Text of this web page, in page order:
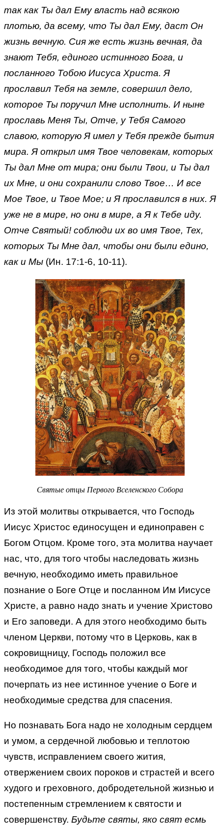
так как Ты дал Ему власть над всякою
плотью, да всему, что Ты дал Ему, даст Он
жизнь вечную. Сия же есть жизнь вечная, да
знают Тебя, единого истинного Бога, и
посланного Тобою Иисуса Христа. Я
прославил Тебя на земле, совершил дело,
которое Ты поручил Мне исполнить. И ныне
прославь Меня Ты, Отче, у Тебя Самого
славою, которую Я имел у Тебя прежде бытия
мира. Я открыл имя Твое человекам, которых
Ты дал Мне от мира; они были Твои, и Ты дал
их Мне, и они сохранили слово Твое… И все
Мое Твое, и Твое Мое; и Я прославился в них. Я
уже не в мире, но они в мире, а Я к Тебе иду.
Отче Святый! соблюди их во имя Твое, Тех,
которых Ты Мне дал, чтобы они были едино,
как и Мы (Ин. 17:1-6, 10-11).
Святые отцы Первого Вселенского Собора
Из этой молитвы открывается, что Господь
Иисус Христос единосущен и единоправен с
Богом Отцом. Кроме того, эта молитва научает
нас, что, для того чтобы наследовать жизнь
вечную, необходимо иметь правильное
познание о Боге Отце и посланном Им Иисусе
Христе, а равно надо знать и учение Христово
и Его заповеди. А для этого необходимо быть
членом Церкви, потому что в Церковь, как в
сокровищницу, Господь положил все
необходимое для того, чтобы каждый мог
почерпать из нее истинное учение о Боге и
необходимые средства для спасения.
Но познавать Бога надо не холодным сердцем
и умом, а сердечной любовью и теплотою
чувств, исправлением своего жития,
отвержением своих пороков и страстей и всего
худого и греховного, добродетельной жизнью и
постепенным стремлением к святости и
совершенству. Будьте святы, яко свят есмь